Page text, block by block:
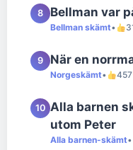
8 Bellman var
Bellman skämt•
9 När en
Norgeskämt• 457
10 Alla barnen
utom Peter
Alla barnen-skämt•